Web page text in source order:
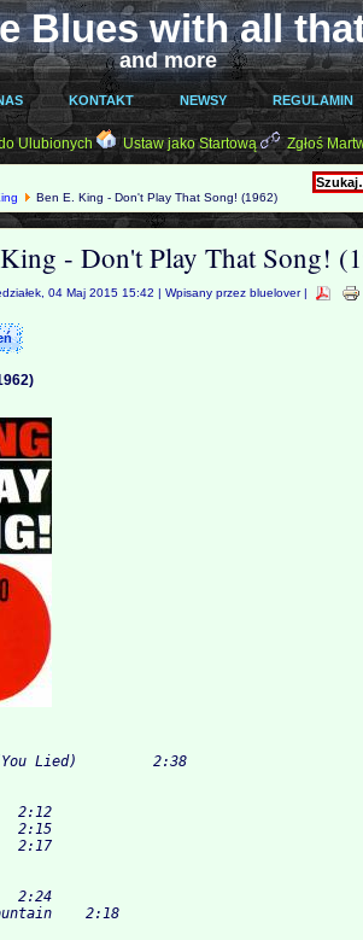
Blues with all
and more
KONTAKT NEWSY REGULAMIN
Ulubionych Ustaw jako Startową Zgłoś
Ben E. King - Don't Play That Song! (1962)
- Don't Play That Song!
04 Maj 2015 15:42 | Wpisany przez bluelover |